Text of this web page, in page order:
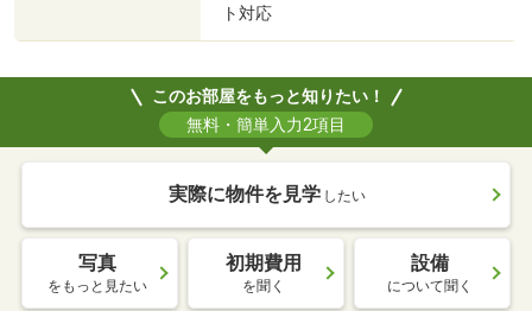
ト対応
このお部屋をもっと知りたい！
無料・簡単入力2項目
実際に物件を見学 したい
写真
をもっと見たい
初期費用
を聞く
設備
について聞く